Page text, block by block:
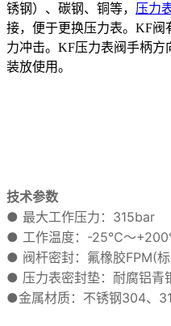
锈钢）、碳钢、铜等， 压力
接，便于更换压力表。KF阀
力冲击。KF压力表阀手柄
装放使用。
技术参数
● 最大工作压力：315bar
● 工作温度：-25℃～
● 阀杆密封：氟橡胶FPM(
● 压力表密封垫：耐腐铝
●金属材质：不锈钢304、